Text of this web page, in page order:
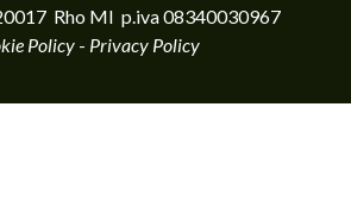
Rho MI p.iva 08340030967
Policy- Privacy Policy